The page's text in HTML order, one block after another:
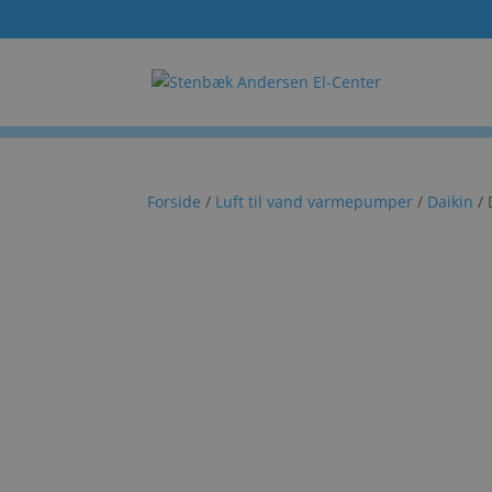
Forside / Luft til vand varmepumper / Daikin /